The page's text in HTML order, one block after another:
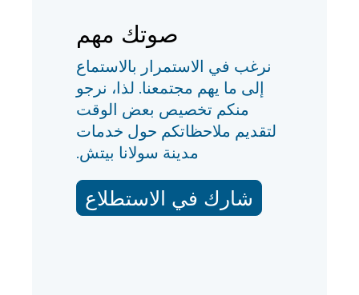
صوتك مهم
نرغب في الاستمرار بالاستماع
إلى ما يهم مجتمعنا. لذا، نرجو
منكم تخصيص بعض الوقت
لتقديم ملاحظاتكم حول خدمات
مدينة سولانا بيتش.
شارك في الاستطلاع